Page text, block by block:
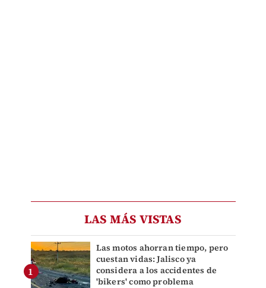
LAS MÁS VISTAS
Las motos ahorran tiempo, pero
cuestan vidas: Jalisco ya
considera a los accidentes de
'bikers' como problema